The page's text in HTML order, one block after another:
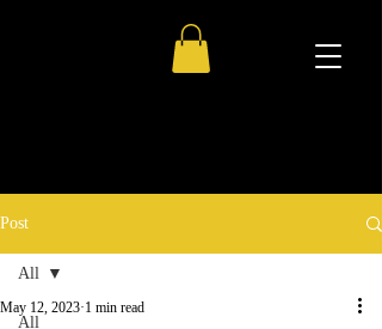
Post
All
All
May 12, 2023 1 min read